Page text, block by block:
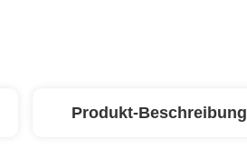
Produkt-Beschreibung